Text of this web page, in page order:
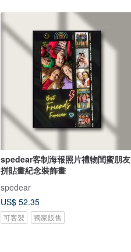
spedear客制海報照片禮物閨蜜朋友
拼貼畫紀念裝飾畫
spedear
US$ 52.35
可客製 獨家販售